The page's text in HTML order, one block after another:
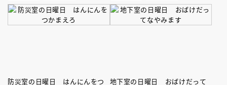
防災室の日曜日 はんにんをつ
地下室の日曜日 おばけだって